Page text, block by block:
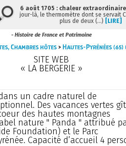
- Histoire de France et Patrimoine
Chambres hôtes >Hautes-Pyrénées (65)
SITE WEB
« LA BERGERIE »
un cadre naturel de
Des vacances vertes
des hautes montagnes
nature " Panda " attribué
Foundation) et le Parc
Capacité d’accueil 4
6 août 1705 : chaleur
jour-là, le thermomètre dont se servait
plus de deux (…) [LIRE]